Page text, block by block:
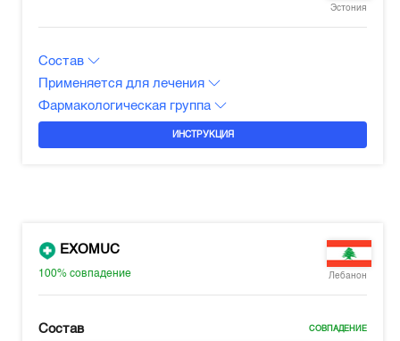
Эстония
Состав
Применяется для лечения
Фармакологическая группа
ИНСТРУКЦИЯ
EXOMUC
100%совпадение Лебанон
Состав СОВПАДЕНИЕ